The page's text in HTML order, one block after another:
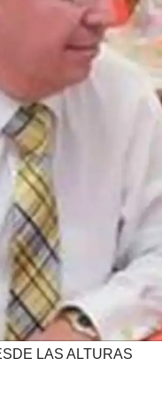
LAS ALTURAS